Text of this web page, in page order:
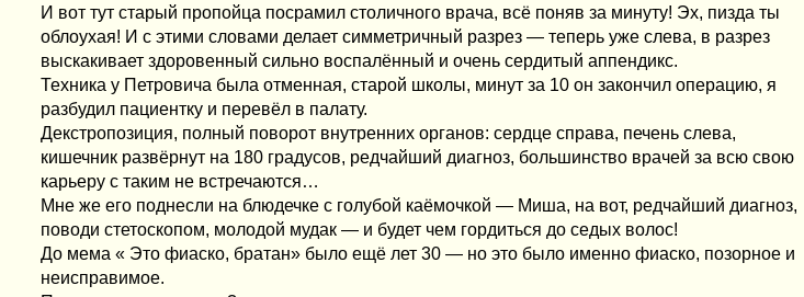
И вот тут старый пропойца посрамил столичного врача, всё поняв за минуту! Эх, пизда ты
облоухая! И с этими словами делает симметричный разрез — теперь уже слева, в разрез
выскакивает здоровенный сильно воспалённый и очень сердитый аппендикс.
Техника у Петровича была отменная, старой школы, минут за 10 он закончил операцию, я
разбудил пациентку и перевёл в палату.
Декстропозиция, полный поворот внутренних органов: сердце справа, печень слева,
кишечник развёрнут на 180 градусов, редчайший диагноз, большинство врачей за всю свою
карьеру с таким не встречаются…
Мне же его поднесли на блюдечке с голубой каёмочкой — Миша, на вот, редчайший диагноз,
поводи стетоскопом, молодой мудак — и будет чем гордиться до седых волос!
До мема « Это фиаско, братан» было ещё лет 30 — но это было именно фиаско, позорное и
неисправимое.